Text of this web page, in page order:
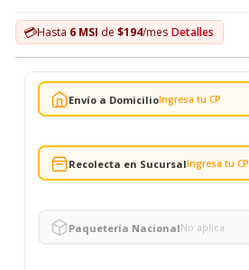
💳Hasta 6 MSI de $194/mes Detalles
Envío a DomicilioIngresa tu CP
Recolecta en SucursalIngresa tu CP
Paquetería NacionalNo aplica